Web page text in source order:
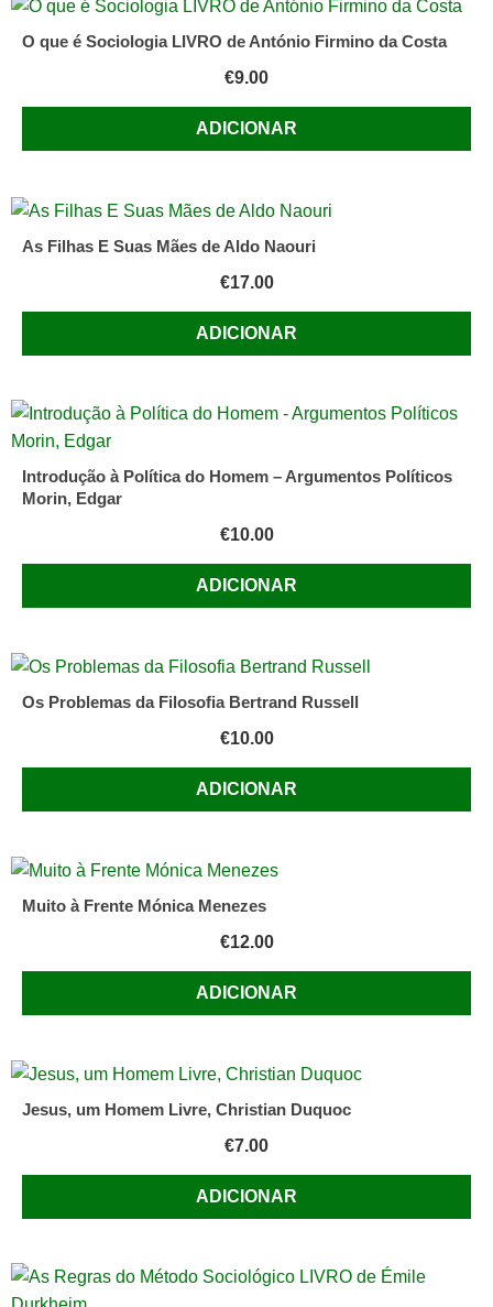
O que é Sociologia LIVRO de António Firmino da Costa
€9.00
ADICIONAR
As Filhas E Suas Mães de Aldo Naouri
€17.00
ADICIONAR
Introdução à Política do Homem – Argumentos Políticos
Morin, Edgar
€10.00
ADICIONAR
Os Problemas da Filosofia Bertrand Russell
€10.00
ADICIONAR
Muito à Frente Mónica Menezes
€12.00
ADICIONAR
Jesus, um Homem Livre, Christian Duquoc
€7.00
ADICIONAR